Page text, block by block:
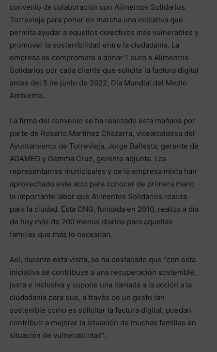
convenio de colaboración con Alimentos Solidarios
Torrevieja para poner en marcha una iniciativa que
permita ayudar a aquellos colectivos más vulnerables y
promover la sostenibilidad entre la ciudadanía. La
empresa se compromete a donar 1 euro a Alimentos
Solidarios por cada cliente que solicite la factura digital
antes del 5 de junio de 2022, Día Mundial del Medio
Ambiente.
La firma del convenio se ha realizado esta mañana por
parte de Rosario Martínez Chazarra, vicealcaldesa del
Ayuntamiento de Torrevieja, Jorge Ballesta, gerente de
AGAMED y Gemma Cruz, gerente adjunta. Los
representantes municipales y de la empresa mixta han
aprovechado este acto para conocer de primera mano
la importante labor que Alimentos Solidarios realiza
para la ciudad. Esta ONG, fundada en 2010, realiza a día
de hoy más de 200 menús diarios para aquellas
familias que más lo necesitan.
Así, durante esta visita, se ha destacado que “con esta
iniciativa se contribuye a una recuperación sostenible,
justa e inclusiva y supone una llamada a la acción a la
ciudadanía para que, a través de un gesto tan
sostenible como es solicitar la factura digital, puedan
contribuir a mejorar la situación de muchas familias en
situación de vulnerabilidad”.